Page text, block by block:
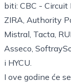
biti: CBC - Circuit
ZIRA, Authority
Mistral, Tacta,
Asseco,
i HYCU.
I ove godine će